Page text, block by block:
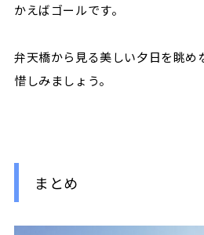
かえばゴールです。
弁天橋から見る美しい夕日を眺め
惜しみましょう。
まとめ